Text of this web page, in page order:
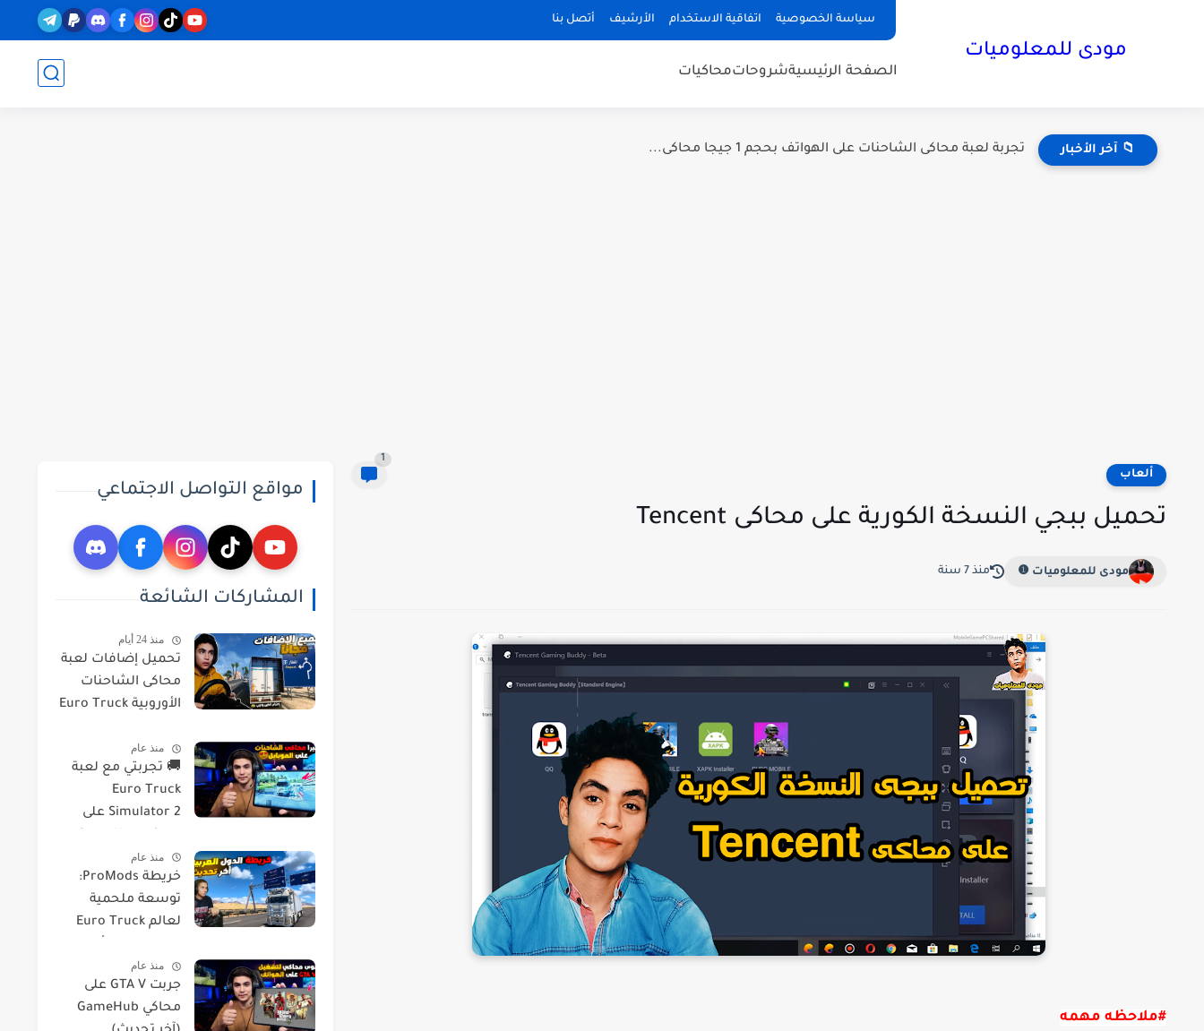
سياسة الخصوصية اتفاقية الاستخدام الأرشيف أتصل بنا
مودى للمعلوميات
الصفحة الرئيسيةشروحاتمحاكيات
📁 آخر الأخبار تجربة لعبة محاكى الشاحنات على الهواتف بحجم 1 جيجا محاكى...
ألعاب
1
تحميل ببجي النسخة الكورية على محاكى Tencent
مودى للمعلوميات ❶ منذ 7 سنة
#ملاحظه مهمه
مواقع التواصل الاجتماعي
المشاركات الشائعة
منذ 24 أيام
تحميل إضافات لعبة
محاكى الشاحنات
الأوروبية Euro Truck
2026منذ عام
🚚 تجربتي مع لعبة
Euro Truck
Simulator 2 على
منذ عام
خريطة ProMods:
توسعة ملحمية
لعالم Euro Truck
إصدارمنذ عام
جربت GTA V على
محاكي GameHub